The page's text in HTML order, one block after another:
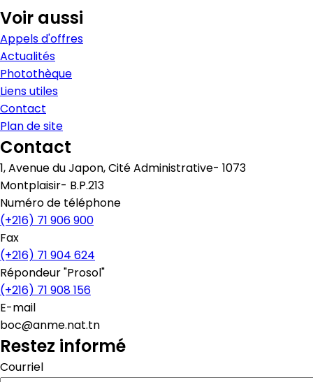
Voir aussi
Appels d'offres
Actualités
Photothèque
Liens utiles
Contact
Plan de site
Contact
1, Avenue du Japon, Cité Administrative- 1073
Montplaisir- B.P.213
Numéro de téléphone
(+216) 71 906 900
Fax
(+216) 71 904 624
Répondeur "Prosol"
(+216) 71 908 156
E-mail
boc@anme.nat.tn
Restez informé
Courriel